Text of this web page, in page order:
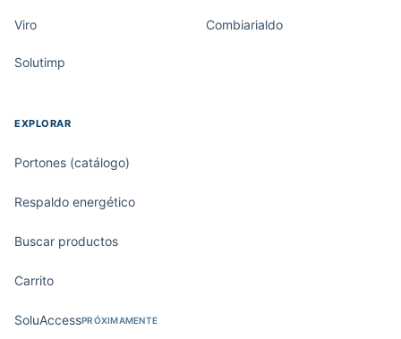
Viro Combiarialdo
Solutimp
EXPLORAR
Portones (catálogo)
Respaldo energético
Buscar productos
Carrito
SoluAccessPRÓXIMAMENTE